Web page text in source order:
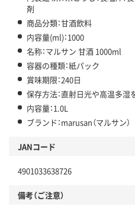
剤
商品分類：甘酒飲料
内容量(ml)：1000
名称：マルサン 甘酒 1000ml
容器の種類：紙パック
賞味期限：240日
保存方法：直射日光や高温多湿
内容量：1.0L
ブランド：marusan（マルサン）
JANコード
4901033638726
備考（ご注意）